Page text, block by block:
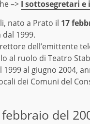
–> I sottosegretari e
nato a Prato il 17
1999.
dell’emittente
al ruolo di Teatro
1999 al giugno 2004,
dei Comuni del
del